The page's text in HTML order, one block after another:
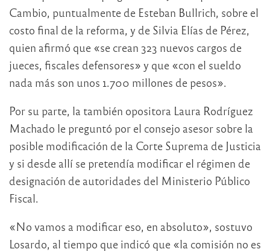
Cambio, puntualmente de Esteban Bullrich, sobre el
costo final de la reforma, y de Silvia Elías de Pérez,
quien afirmó que «se crean 323 nuevos cargos de
jueces, fiscales defensores» y que «con el sueldo
nada más son unos 1.700 millones de pesos».
Por su parte, la también opositora Laura Rodríguez
Machado le preguntó por el consejo asesor sobre la
posible modificación de la Corte Suprema de Justicia
y si desde allí se pretendía modificar el régimen de
designación de autoridades del Ministerio Público
Fiscal.
«No vamos a modificar eso, en absoluto», sostuvo
Losardo, al tiempo que indicó que «la comisión no es